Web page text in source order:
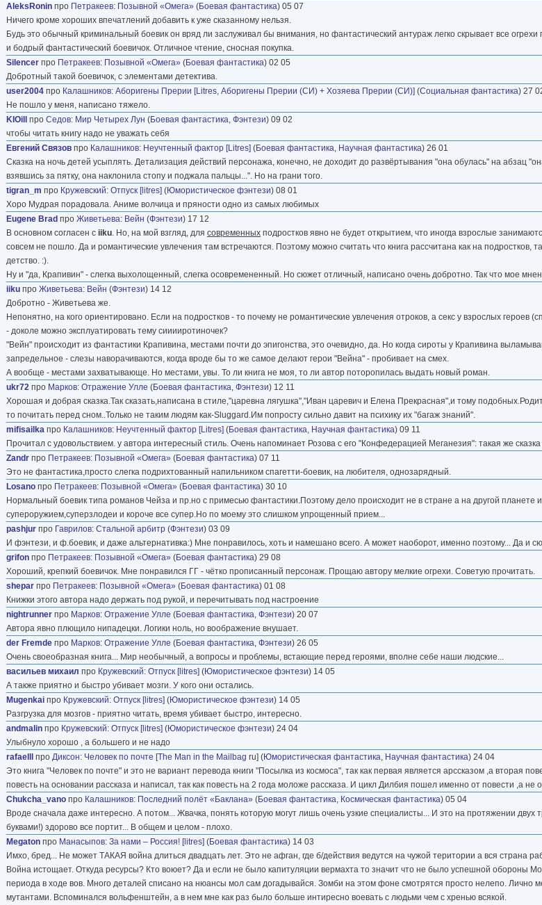
AleksRonin про Петракеев: Позывной «Омега» (Боевая фантастика) 05 07
Ничего кроме хороших впечатлений добавить к уже сказанному нельзя.
Будь это обычный криминальный боевик он вряд ли заслуживал бы внимания, но фантастический антураж легко скрывает все
и бодрый фантастический боевичок. Отличное чтение, сносная покупка.
Silencer про Петракеев: Позывной «Омега» (Боевая фантастика) 02 05
Добротный такой боевичок, с элементами детектива.
user2004 про Калашников: Аборигены Прерии [Litres, Аборигены Прерии (СИ) + Хозяева Прерии (СИ)] (Социальная фантастика) 27
Не пошло у меня, написано тяжело.
KIOill про Седов: Мир Четырех Лун (Боевая фантастика, Фэнтези) 09 02
чтобы читать книгу надо не уважать себя
Евгений Связов про Калашников: Неучтенный фактор [Litres] (Боевая фантастика, Научная фантастика) 26 01
Сказка на ночь детей усыплять. Детализация действий персонажа, конечно, не доходит до развёртывания "она обулась" на абзац
взявшись за пятку, она наклонила стопу и поджала пальцы...". Но на грани того.
tigran_m про Кружевский: Отпуск [litres] (Юмористическое фэнтези) 08 01
Хоро Мудрая порадовала. Аниме волчица и пряности одно из самых любимых
Eugene Brad про Живетьева: Вейн (Фэнтези) 17 12
В основном согласен с iiku. Но, на мой взгляд, для современных подростков явно не будет открытием, что иногда взрослые
совсем не пошло. Да и романтические увлечения там встречаются. Поэтому можно считать что книга рассчитана как на подростков,
детство. :).
Ну и "да, Крапивин" - слегка выхолощенный, слегка осовремененный. Но сюжет отличный, написано очень добротно. Так что мое
iiku про Живетьева: Вейн (Фэнтези) 14 12
Добротно - Живетьева же.
Непонятно, на кого ориентировано. Если на подростков - то почему не романтические увлечения отроков, а секс у взрослых героев
- доколе можно эксплуатировать тему сииииротиночек?
"Вейн" происходит из фантастики Крапивина, местами почти до эпигонства, это очевидно, да. Но когда сироты у Крапивина
запредельное - слезы наворачиваются, когда вроде бы то же самое делают герои "Вейна" - пробивает на смех.
А вообще - местами захватывающе. Но местами, увы. То ли книга не моя, то ли автор поторопилась выдать новый роман.
ukr72 про Марков: Отражение Улле (Боевая фантастика, Фэнтези) 12 11
Хорошая и добрая сказка.Так сказать,написана в стиле,"царевна лягушка","Иван царевич и Елена Прекрасная",и тому
то почитать перед сном..Только не таким людям как-Sluggard.Им попросту сильно давит на психику их "багаж знаний".
mifisailka про Калашников: Неучтенный фактор [Litres] (Боевая фантастика, Научная фантастика) 09 11
Прочитал с удовольствием. у автора интересный стиль. Очень напоминает Розова с его "Конфедерацией Меганезия": такая же
Zandr про Петракеев: Позывной «Омега» (Боевая фантастика) 07 11
Это не фантастика,просто слегка подрихтованный напильником спагетти-боевик, на любителя, однозарядный.
Losano про Петракеев: Позывной «Омега» (Боевая фантастика) 30 10
Нормальный боевик типа романов Чейза и пр.но с примесью фантастики.Поэтому дело происходит не в стране а на другой планете и
супероружием,суперзлодеи и короче все супер.Но по моему это слишком упрощенный прием...
pashjur про Гаврилов: Стальной арбитр (Фэнтези) 03 09
И фэнтези, и ф.боевик, и даже альтернативка:) Мне понравилось, хоть и намешано всего. А может наоборот, именно поэтому... Да и
grifon про Петракеев: Позывной «Омега» (Боевая фантастика) 29 08
Хороший, крепкий боевичок. Мне понравился ГГ - чётко прописанный персонаж. Прощаю автору мелкие огрехи. Советую прочитать.
shepar про Петракеев: Позывной «Омега» (Боевая фантастика) 01 08
Книжки этого автора надо держать под рукой, и перечитывать под настроение
nightrunner про Марков: Отражение Улле (Боевая фантастика, Фэнтези) 20 07
Автора явно плющило нипадецки. Логики ноль, но воображение внушает.
der Fremde про Марков: Отражение Улле (Боевая фантастика, Фэнтези) 26 05
Очень своеобразная книга... Мир необычный, а вопросы и проблемы, встающие перед героями, вполне себе наши людские...
васильев михаил про Кружевский: Отпуск [litres] (Юмористическое фэнтези) 14 05
А также приятно и быстро убивает мозги. У кого они остались.
Mugenkai про Кружевский: Отпуск [litres] (Юмористическое фэнтези) 14 05
Разгрузка для мозгов - приятно читать, время убивает быстро, интересно.
andmalin про Кружевский: Отпуск [litres] (Юмористическое фэнтези) 24 04
Улыбнуло хорошо , а большего и не надо
rafaelll про Диксон: Человек по почте [The Man in the Mailbag ru] (Юмористическая фантастика, Научная фантастика) 24 04
Это книга "Человек по почте" и это не вариант перевода книги "Посылка из космоса", так как первая является арссказом ,а вторая
повесть на основании рассказа и написал, так как повесть на 2 года моложе рассказа. И цикл Дилбия пошел именно от повести ,а не
Chukcha_vano про Калашников: Последний полёт «Баклана» (Боевая фантастика, Космическая фантастика) 05 04
Вроде сначала даже интересно. А потом... Жвачка, понять которую могут лишь очень узкие специалисты... И это на протяжении
буквами!) здорово все портит... В общем и целом - плохо.
Megaton про Манасыпов: За нами – Россия! [litres] (Боевая фантастика) 14 03
Имхо, бред... Не может ТАКАЯ война длиться двадцать лет. Это не афган, где б/действия ведутся на чужой територии а вся страна
Война истощает. Откуда ресурсы? Кто воюет? Да и если не было капитуляции вермахта то значит что не было успешной обороны
периода в ходе вов. Много деталей списано на нюансы мол сам догадывайся. Зомби на этом фоне смотрятся просто нелепо. Лично
мутантами. Вспоминался вольфенштейн, а в нем мне как раз было больше интиресно воевать с людьми чем с хренью всякой.